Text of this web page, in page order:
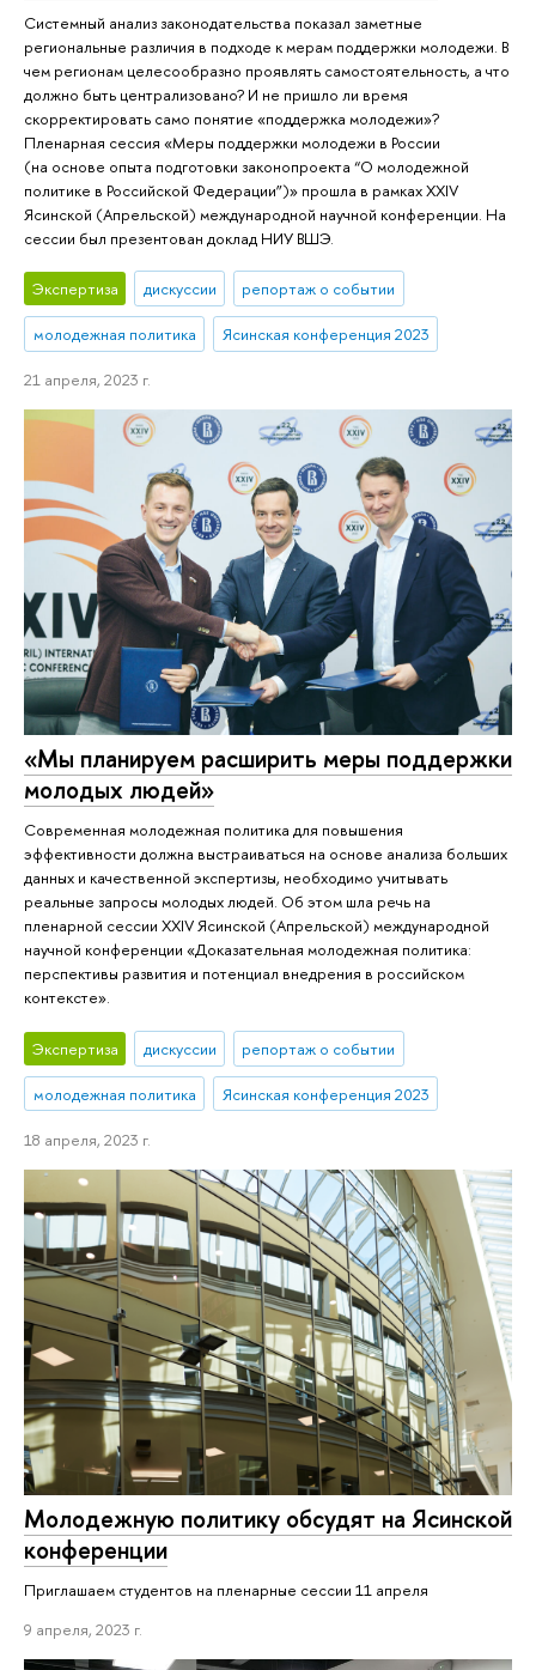
Системный анализ законодательства показал заметные
региональные различия в подходе к мерам поддержки молодежи. В
чем регионам целесообразно проявлять самостоятельность, а что
должно быть централизовано? И не пришло ли время
скорректировать само понятие «поддержка молодежи»?
Пленарная сессия «Меры поддержки молодежи в России
(на основе опыта подготовки законопроекта “О молодежной
политике в Российской Федерации”)» прошла в рамках XXIV
Ясинской (Апрельской) международной научной конференции. На
сессии был презентован доклад НИУ ВШЭ.
Экспертиза дискуссии репортаж о событии
молодежная политика Ясинская конференция 2023
21 апреля, 2023 г.
«Мы планируем расширить меры поддержки
молодых людей»
Современная молодежная политика для повышения
эффективности должна выстраиваться на основе анализа больших
данных и качественной экспертизы, необходимо учитывать
реальные запросы молодых людей. Об этом шла речь на
пленарной сессии XXIV Ясинской (Апрельской) международной
научной конференции «Доказательная молодежная политика:
перспективы развития и потенциал внедрения в российском
контексте».
Экспертиза дискуссии репортаж о событии
молодежная политика Ясинская конференция 2023
18 апреля, 2023 г.
Молодежную политику обсудят на Ясинской
конференции
Приглашаем студентов на пленарные сессии 11 апреля
9 апреля, 2023 г.